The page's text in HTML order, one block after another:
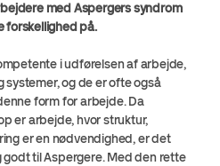
med Aspergers syndrom
forskellighed på.
i udførelsen af arbejde,
og de er ofte også
form for arbejde. Da
er arbejde, hvor struktur,
er en nødvendighed, er det
til Aspergere. Med den rette